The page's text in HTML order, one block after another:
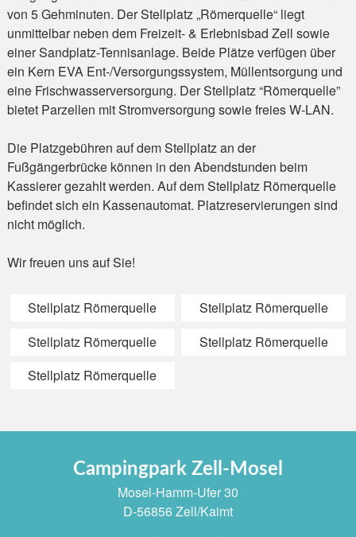
von 5 Gehminuten. Der Stellplatz „Römerquelle“ liegt
unmittelbar neben dem Freizeit- & Erlebnisbad Zell sowie
einer Sandplatz-Tennisanlage. Beide Plätze verfügen über
ein Kern EVA Ent-/Versorgungssystem, Müllentsorgung und
eine Frischwasserversorgung. Der Stellplatz “Römerquelle”
bietet Parzellen mit Stromversorgung sowie freies W-LAN.
Die Platzgebühren auf dem Stellplatz an der
Fußgängerbrücke können in den Abendstunden beim
Kassierer gezahlt werden. Auf dem Stellplatz Römerquelle
befindet sich ein Kassenautomat. Platzreservierungen sind
nicht möglich.
Wir freuen uns auf Sie!
Stellplatz Römerquelle
Stellplatz Römerquelle
Stellplatz Römerquelle
Stellplatz Römerquelle
Stellplatz Römerquelle
Campingpark Zell-Mosel
Mosel-Hamm-Ufer 30
D-56856 Zell/Kaimt